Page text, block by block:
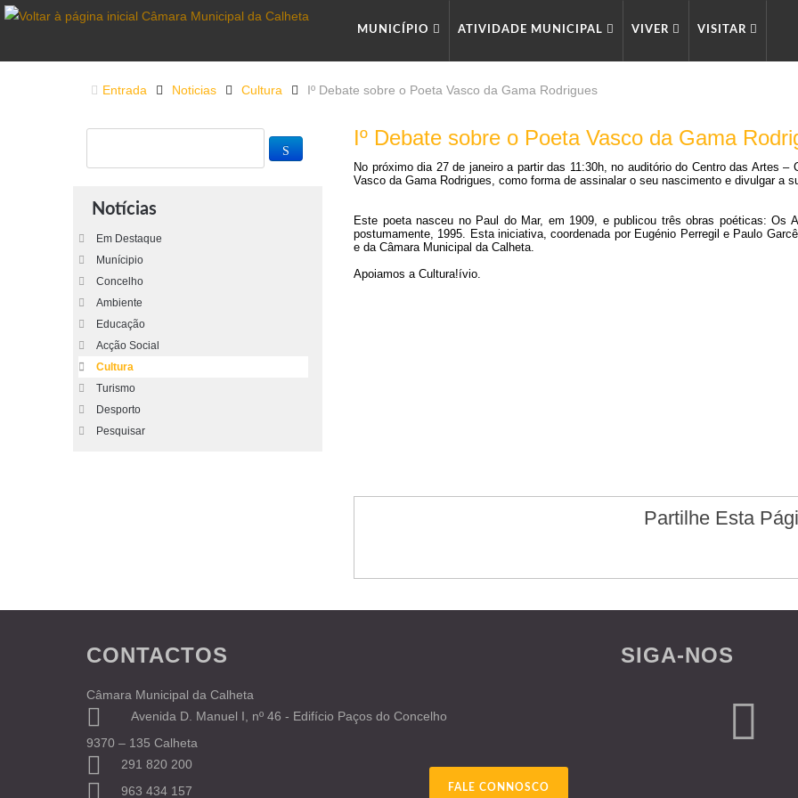
MUNICÍPIO ATIVIDADE MUNICIPAL VIVER VISITAR
Entrada Noticias Cultura Iº Debate sobre o Poeta Vasco da Gama Rodrigues
Iº Debate sobre o Poeta Vasco da Gama
No próximo dia 27 de janeiro a partir das 11:30h, no auditório do Centro das Artes
Vasco da Gama Rodrigues, como forma de assinalar o seu nascimento e divulgar a
Este poeta nasceu no Paul do Mar, em 1909, e publicou três obras poéticas: Os
postumamente, 1995. Esta iniciativa, coordenada por Eugénio Perregil e Paulo
e da Câmara Municipal da Calheta.
Apoiamos a Cultura!ívio.
Notícias
Em Destaque
Munícipio
Concelho
Ambiente
Educação
Acção Social
Cultura
Turismo
Desporto
Pesquisar
Partilhe Esta
CONTACTOS
Câmara Municipal da Calheta
Avenida D. Manuel I, nº 46 - Edifício Paços do Concelho
9370 – 135 Calheta
291 820 200
963 434 157
FALE CONNOSCO
SIGA-NOS